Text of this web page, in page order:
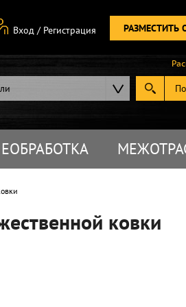
РАЗМЕСТИТЬ
Вход / Регистрация
ковки